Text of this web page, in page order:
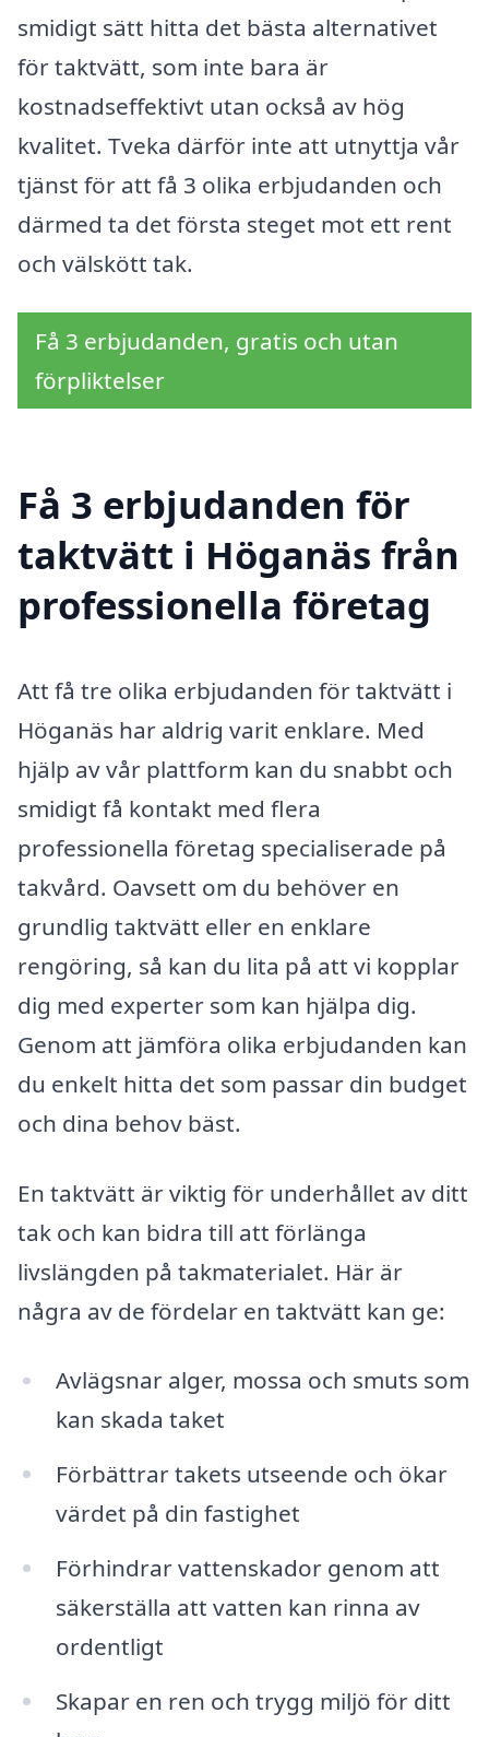
smidigt sätt hitta det bästa alternativet
för taktvätt, som inte bara är
kostnadseffektivt utan också av hög
kvalitet. Tveka därför inte att utnyttja vår
tjänst för att få 3 olika erbjudanden och
därmed ta det första steget mot ett rent
och välskött tak.
Få 3 erbjudanden, gratis och utan
förpliktelser
Få 3 erbjudanden för
taktvätt i Höganäs från
professionella företag
Att få tre olika erbjudanden för taktvätt i
Höganäs har aldrig varit enklare. Med
hjälp av vår plattform kan du snabbt och
smidigt få kontakt med flera
professionella företag specialiserade på
takvård. Oavsett om du behöver en
grundlig taktvätt eller en enklare
rengöring, så kan du lita på att vi kopplar
dig med experter som kan hjälpa dig.
Genom att jämföra olika erbjudanden kan
du enkelt hitta det som passar din budget
och dina behov bäst.
En taktvätt är viktig för underhållet av ditt
tak och kan bidra till att förlänga
livslängden på takmaterialet. Här är
några av de fördelar en taktvätt kan ge:
Avlägsnar alger, mossa och smuts som
kan skada taket
Förbättrar takets utseende och ökar
värdet på din fastighet
Förhindrar vattenskador genom att
säkerställa att vatten kan rinna av
ordentligt
Skapar en ren och trygg miljö för ditt